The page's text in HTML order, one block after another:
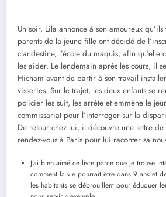
Un soir, Lila annonce à son amoureux
parents de la jeune fille ont décidé de
clandestine, l’école du maquis, afin qu’elle
les aider. Le lendemain après les cours, il
Hicham avant de partir à son travail
visseries. Sur le trajet, les deux enfants se
policier les suit, les arrête et emmène le
commissariat pour l’interroger sur la
De retour chez lui, il découvre une lettre
rendez-vous à Paris pour lui raconter sa
J’ai bien aimé ce livre parce que je trouve
comment la vie pourrait être dans 9 ans et
les habitants se débrouillent pour éduquer